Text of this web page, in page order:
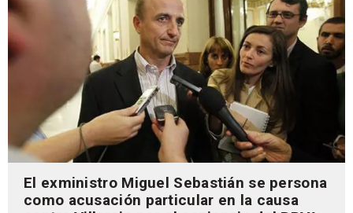
El exministro Miguel Sebastián se persona
como acusación particular en la causa